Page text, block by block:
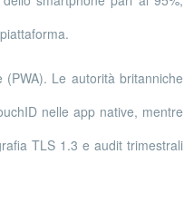
Le autorità britanniche
nelle app native, mentre
TLS 1.3 e audit trimestrali